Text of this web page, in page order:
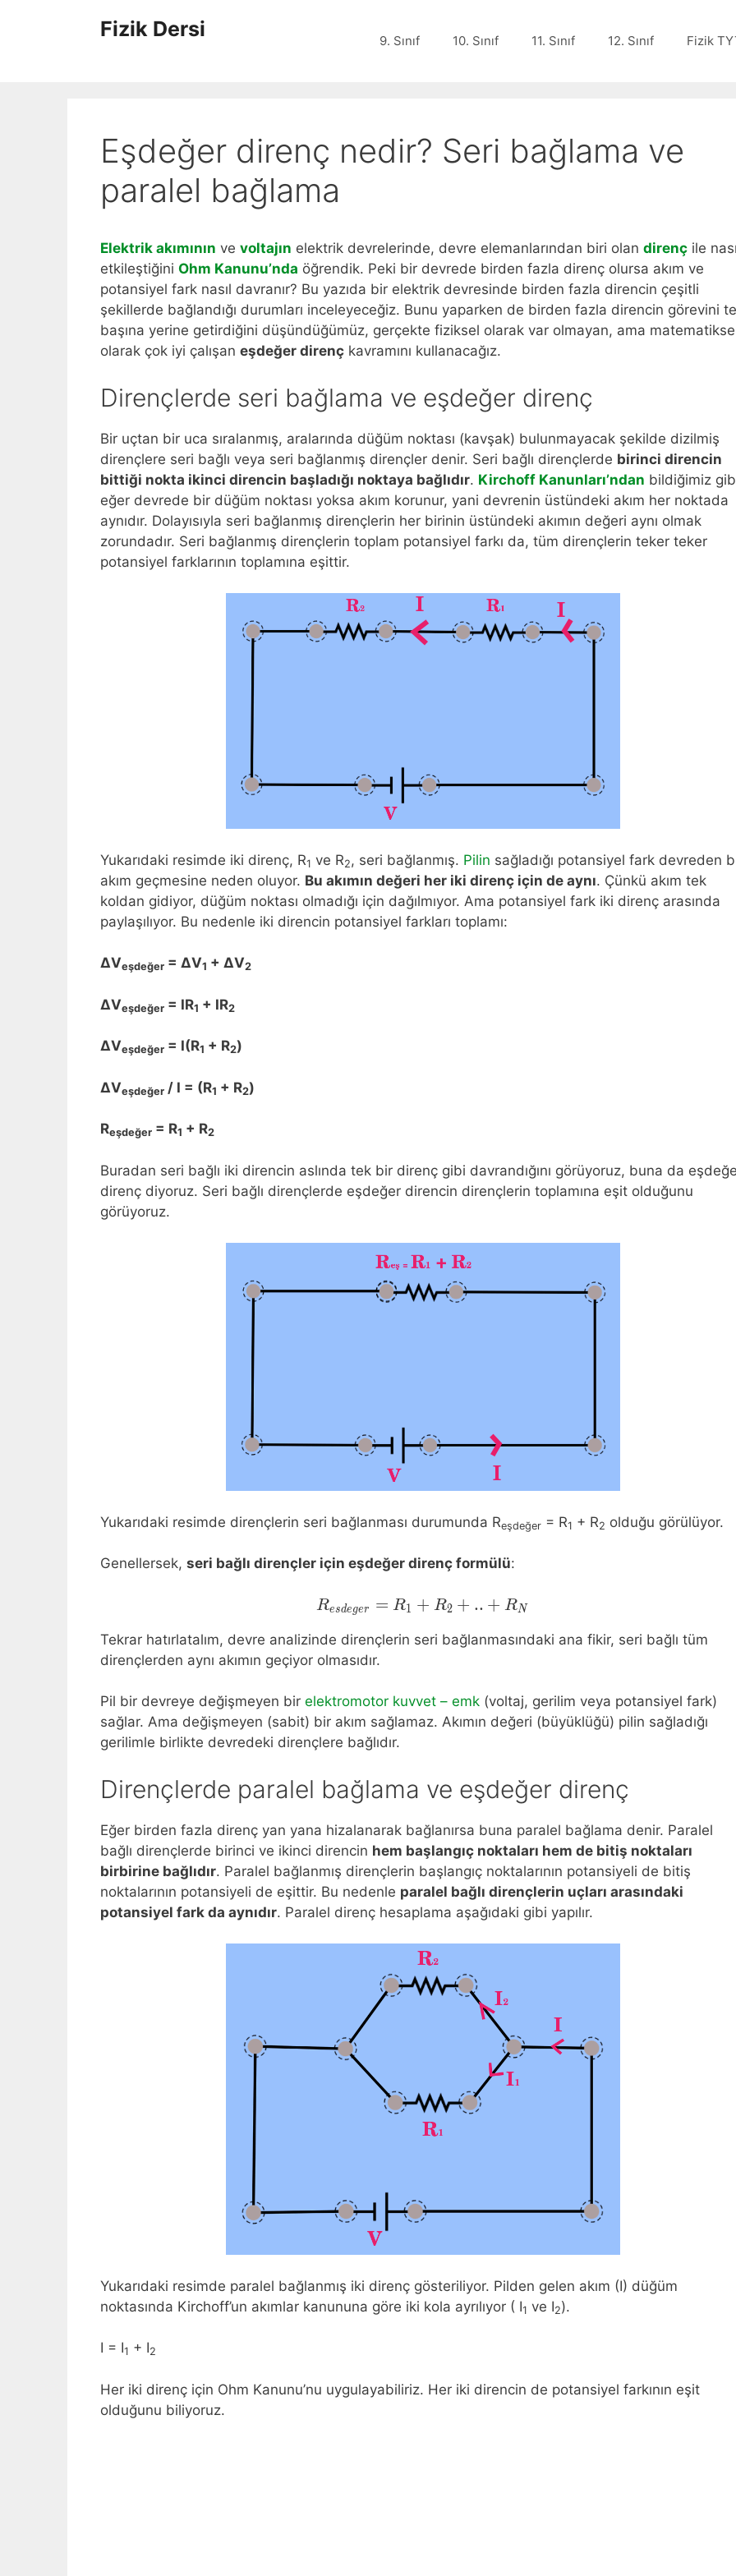
Fizik Dersi 9. Sınıf 10. Sınıf 11. Sınıf 12. Sınıf Fizik
Eşdeğer direnç nedir? Seri bağlama ve
paralel bağlama
Elektrik akımının ve voltajın elektrik devrelerinde, devre elemanlarından biri olan direnç ile
etkileştiğini Ohm Kanunu’nda öğrendik. Peki bir devrede birden fazla direnç olursa akım ve
potansiyel fark nasıl davranır? Bu yazıda bir elektrik devresinde birden fazla direncin çeşitli
şekillerde bağlandığı durumları inceleyeceğiz. Bunu yaparken de birden fazla direncin görevini
başına yerine getirdiğini düşündüğümüz, gerçekte fiziksel olarak var olmayan, ama
olarak çok iyi çalışan eşdeğer direnç kavramını kullanacağız.
Dirençlerde seri bağlama ve eşdeğer direnç
Bir uçtan bir uca sıralanmış, aralarında düğüm noktası (kavşak) bulunmayacak şekilde dizilmiş
dirençlere seri bağlı veya seri bağlanmış dirençler denir. Seri bağlı dirençlerde birinci direncin
bittiği nokta ikinci direncin başladığı noktaya bağlıdır. Kirchoff Kanunları’ndan bildiğimiz
eğer devrede bir düğüm noktası yoksa akım korunur, yani devrenin üstündeki akım her noktada
aynıdır. Dolayısıyla seri bağlanmış dirençlerin her birinin üstündeki akımın değeri aynı olmak
zorundadır. Seri bağlanmış dirençlerin toplam potansiyel farkı da, tüm dirençlerin teker teker
potansiyel farklarının toplamına eşittir.
Yukarıdaki resimde iki direnç, R1 ve R2 , seri bağlanmış. Pilin sağladığı potansiyel fark devreden
akım geçmesine neden oluyor. Bu akımın değeri her iki direnç için de aynı. Çünkü akım tek
koldan gidiyor, düğüm noktası olmadığı için dağılmıyor. Ama potansiyel fark iki direnç arasında
paylaşılıyor. Bu nedenle iki direncin potansiyel farkları toplamı:
∆Veşdeğer = ∆V1 + ∆V2
∆Veşdeğer = IR1 + IR2
∆Veşdeğer = I(R1 + R2)
∆Veşdeğer / I = (R1 + R2)
Reşdeğer = R1 + R2
Buradan seri bağlı iki direncin aslında tek bir direnç gibi davrandığını görüyoruz, buna da
direnç diyoruz. Seri bağlı dirençlerde eşdeğer direncin dirençlerin toplamına eşit olduğunu
görüyoruz.
Yukarıdaki resimde dirençlerin seri bağlanması durumunda Reşdeğer = R1 + R2 olduğu görülüyor.
Genellersek, seri bağlı dirençler için eşdeğer direnç formülü:
R_{esdeger} = R_1 + R_2 + .. + R_N
Resdeger = R1 + R2 + .. + RN
Tekrar hatırlatalım, devre analizinde dirençlerin seri bağlanmasındaki ana fikir, seri bağlı tüm
dirençlerden aynı akımın geçiyor olmasıdır.
Pil bir devreye değişmeyen bir elektromotor kuvvet – emk (voltaj, gerilim veya potansiyel fark)
sağlar. Ama değişmeyen (sabit) bir akım sağlamaz. Akımın değeri (büyüklüğü) pilin sağladığı
gerilimle birlikte devredeki dirençlere bağlıdır.
Dirençlerde paralel bağlama ve eşdeğer direnç
Eğer birden fazla direnç yan yana hizalanarak bağlanırsa buna paralel bağlama denir. Paralel
bağlı dirençlerde birinci ve ikinci direncin hem başlangıç noktaları hem de bitiş noktaları
birbirine bağlıdır. Paralel bağlanmış dirençlerin başlangıç noktalarının potansiyeli de bitiş
noktalarının potansiyeli de eşittir. Bu nedenle paralel bağlı dirençlerin uçları arasındaki
potansiyel fark da aynıdır. Paralel direnç hesaplama aşağıdaki gibi yapılır.
Yukarıdaki resimde paralel bağlanmış iki direnç gösteriliyor. Pilden gelen akım (I) düğüm
noktasında Kirchoff’un akımlar kanununa göre iki kola ayrılıyor ( I1 ve I2).
I = I1 + I2
Her iki direnç için Ohm Kanunu’nu uygulayabiliriz. Her iki direncin de potansiyel farkının eşit
olduğunu biliyoruz.